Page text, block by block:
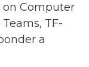
on Computer
TF-
a